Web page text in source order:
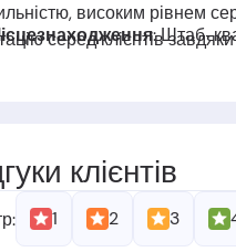
високим рівнем
серед клієнтів: Штаб-
клієнтів
1 2 3